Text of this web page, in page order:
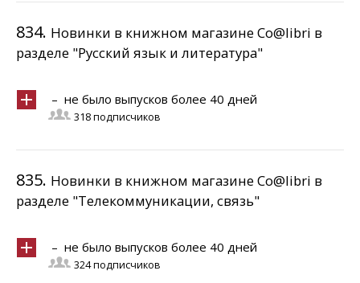
834. Новинки в книжном магазине Co@libri в
разделе "Русский язык и литература"
– не было выпусков более 40 дней
318 подписчиков
835. Новинки в книжном магазине Co@libri в
разделе "Телекоммуникации, связь"
– не было выпусков более 40 дней
324 подписчиков